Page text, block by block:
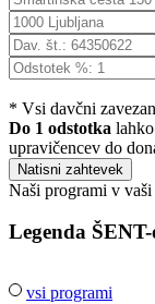
* Vsi davčni
Do 1 odstotka
upravičencev do
Naši programi v
Legenda
vsi programi